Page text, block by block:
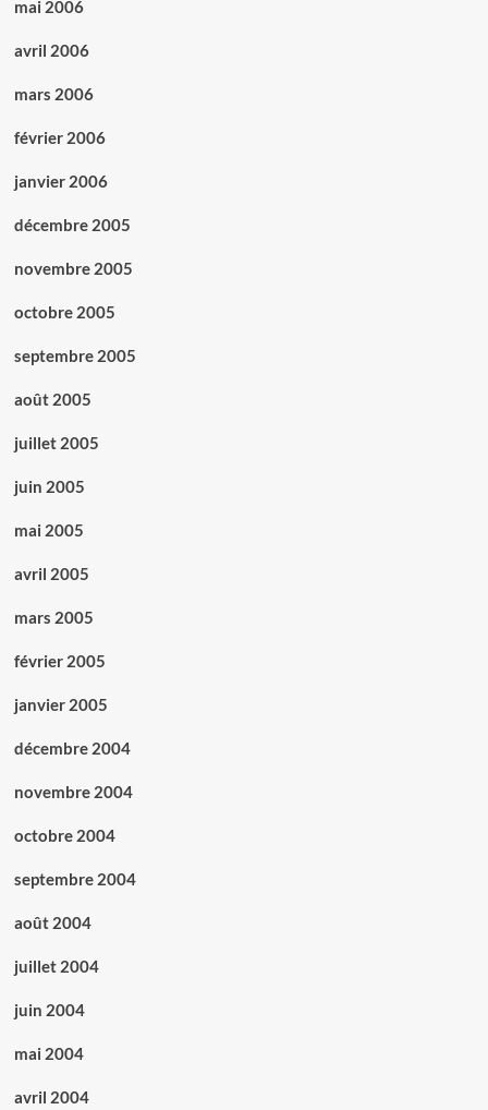
mai 2006
avril 2006
mars 2006
février 2006
janvier 2006
décembre 2005
novembre 2005
octobre 2005
septembre 2005
août 2005
juillet 2005
juin 2005
mai 2005
avril 2005
mars 2005
février 2005
janvier 2005
décembre 2004
novembre 2004
octobre 2004
septembre 2004
août 2004
juillet 2004
juin 2004
mai 2004
avril 2004